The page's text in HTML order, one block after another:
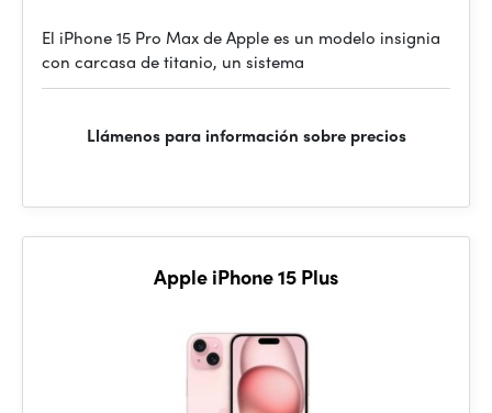
El iPhone 15 Pro Max de Apple es un modelo insignia
con carcasa de titanio, un sistema
Llámenos para información sobre precios
Apple iPhone 15 Plus